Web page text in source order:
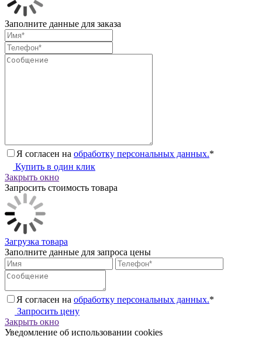
Заполните данные для заказа
Я согласен на обработку персональных данных.*
Купить в один клик
Закрыть окно
Запросить стоимость товара
Загрузка товара
Заполните данные для запроса цены
Я согласен на обработку персональных данных.*
Запросить цену
Закрыть окно
Уведомление об использовании cookies